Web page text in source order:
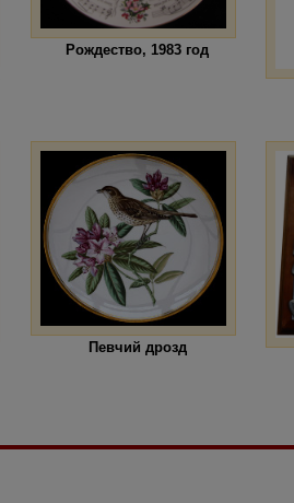
Рождество, 1983 год
Певчий дрозд